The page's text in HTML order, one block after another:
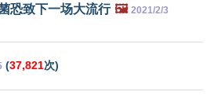
恐致下一场大流行 🖼️ 2021/2/3
(37,821次)